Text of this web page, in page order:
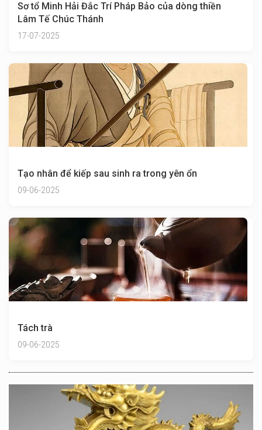
Sơ tổ Minh Hải Đắc Trí Pháp Bảo của dòng thiền
Lâm Tế Chúc Thánh
17-07-2025
Tạo nhân để kiếp sau sinh ra trong yên ổn
09-06-2025
Tách trà
09-06-2025